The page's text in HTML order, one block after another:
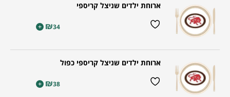
ארוחת ילדים שניצל קריספי
₪34
+
ארוחת ילדים שניצל קריספי כפול
₪38
+